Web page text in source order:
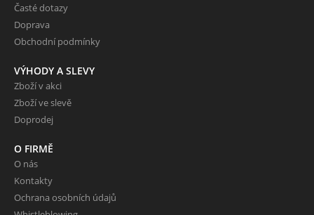
Časté dotazy
Doprava
Obchodní podmínky
VÝHODY A SLEVY
Zboží v akci
Zboží ve slevě
Doprodej
O FIRMĚ
O nás
Kontakty
Ochrana osobních údajů